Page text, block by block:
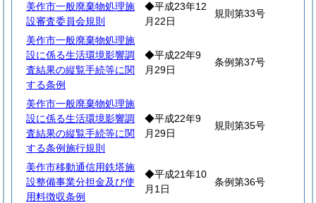
美作市一般廃棄物処理施
設審査委員会規則
◆平成23年12
月22日
規則第33号
美作市一般廃棄物処理施
設に係る生活環境影響調
査結果の縦覧手続等に関
する条例
◆平成22年9
月29日
条例第37号
美作市一般廃棄物処理施
設に係る生活環境影響調
査結果の縦覧手続等に関
する条例施行規則
◆平成22年9
月29日
規則第35号
美作市移動通信用鉄塔施
設整備事業分担金及び使
用料徴収条例
◆平成21年10
月1日
条例第36号